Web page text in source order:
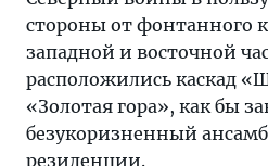
стороны от фонтанного
западной и восточной
расположились каскад
«Золотая гора», как бы
безукоризненный
резиденции.